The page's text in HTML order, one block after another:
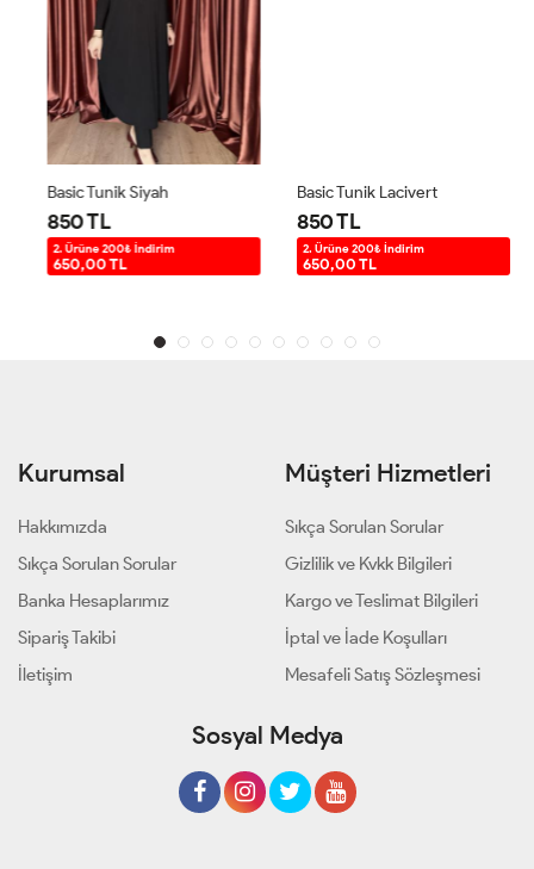
Basic Tunik Siyah
850 TL
2. Ürüne 200₺ İndirim
650,00 TL
Basic Tunik Lacivert
850 TL
2. Ürüne 200₺ İndirim
650,00 TL
Kurumsal
Hakkımızda
Sıkça Sorulan Sorular
Banka Hesaplarımız
Sipariş Takibi
İletişim
Müşteri Hizmetleri
Sıkça Sorulan Sorular
Gizlilik ve Kvkk Bilgileri
Kargo ve Teslimat Bilgileri
İptal ve İade Koşulları
Mesafeli Satış Sözleşmesi
Sosyal Medya